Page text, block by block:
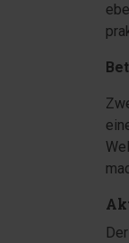
Der